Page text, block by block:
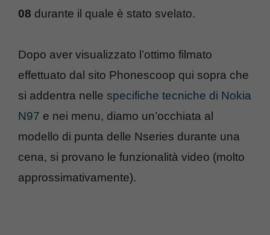
08 durante il quale è stato svelato.
Dopo aver visualizzato l’ottimo filmato
effettuato dal sito Phonescoop qui sopra che
si addentra nelle specifiche tecniche di Nokia
N97 e nei menu, diamo un’occhiata al
modello di punta delle Nseries durante una
cena, si provano le funzionalità video (molto
approssimativamente).